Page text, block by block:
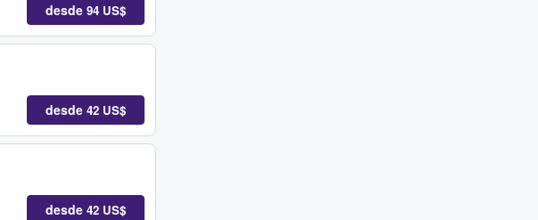
desde 94 US$
desde 42 US$
desde 42 US$